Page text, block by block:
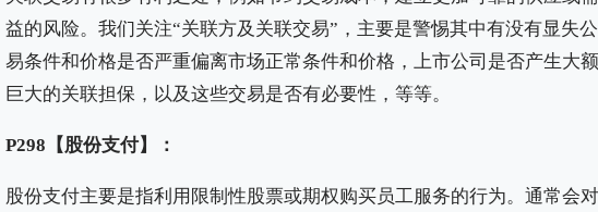
益的风险。我们关注“关联方及关联交易”，主要是警惕其中有没有显失
易条件和价格是否严重偏离市场正常条件和价格，上市公司是否产生大
巨大的关联担保，以及这些交易是否有必要性，等等。
P298【股份支付】：
股份支付主要是指利用限制性股票或期权购买员工服务的行为。通常会